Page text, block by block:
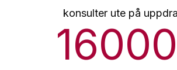
konsulter ute på
16000